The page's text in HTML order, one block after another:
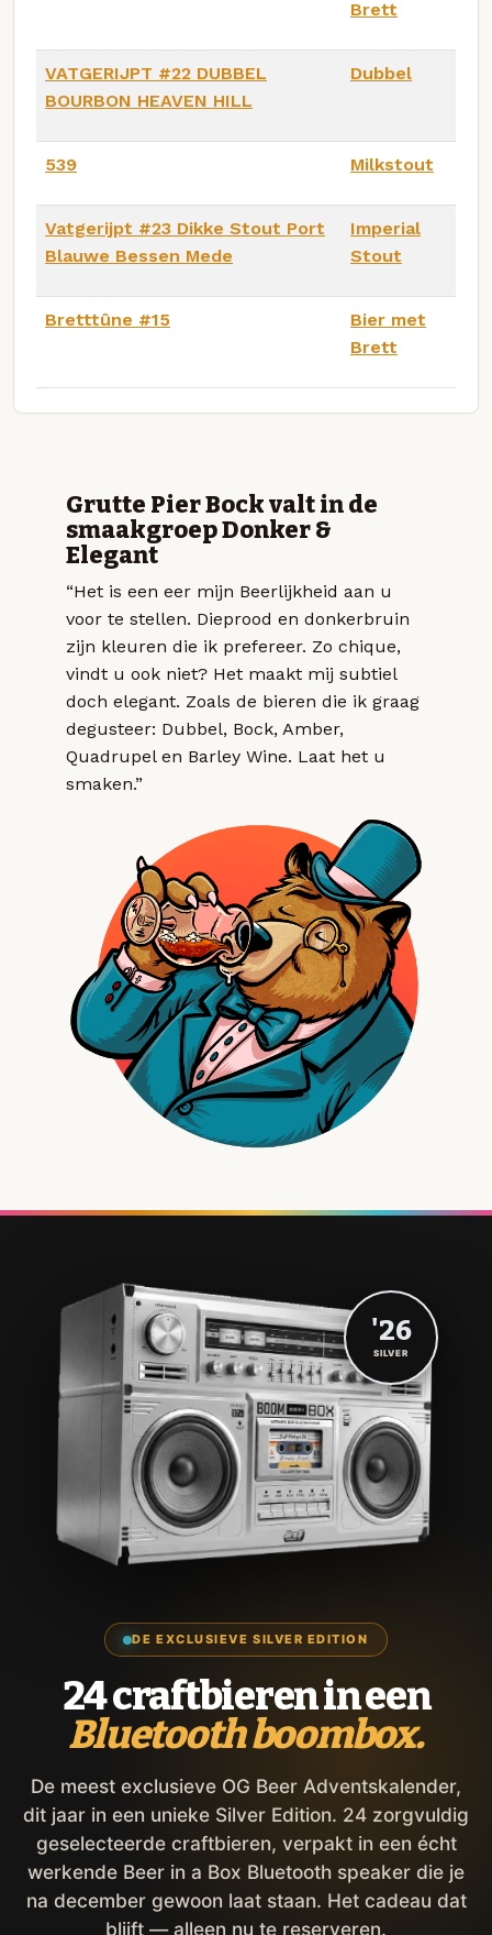
Brett
VATGERIJPT #22 DUBBEL
BOURBON HEAVEN HILL
Dubbel
539 Milkstout
Vatgerijpt #23 Dikke Stout Port
Blauwe Bessen Mede
Imperial
Stout
Bretttûne #15
Bier met
Brett
Grutte Pier Bock valt in de
smaakgroep Donker &
Elegant
“Het is een eer mijn Beerlijkheid aan u
voor te stellen. Dieprood en donkerbruin
zijn kleuren die ik prefereer. Zo chique,
vindt u ook niet? Het maakt mij subtiel
doch elegant. Zoals de bieren die ik graag
degusteer: Dubbel, Bock, Amber,
Quadrupel en Barley Wine. Laat het u
smaken.”
DE EXCLUSIEVE SILVER EDITION
24 craftbieren in een
Bluetooth boombox.
De meest exclusieve OG Beer Adventskalender,
dit jaar in een unieke Silver Edition. 24 zorgvuldig
geselecteerde craftbieren, verpakt in een écht
werkende Beer in a Box Bluetooth speaker die je
na december gewoon laat staan. Het cadeau dat
blijft — alleen nu te reserveren.
'26
SILVER